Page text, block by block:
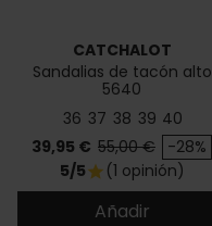
CATCHALOT
Sandalias de tacón alto
5640
36 37 38 39 40
Precio
39,95 € Precio base
55,00 € -28%
5/5star (1 opinión)
Añadir